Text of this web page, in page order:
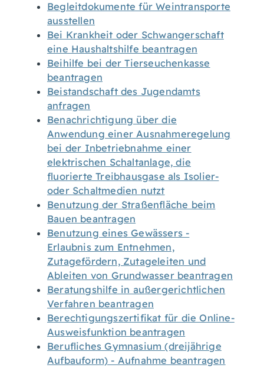
Begleitdokumente für Weintransporte
ausstellen
Bei Krankheit oder Schwangerschaft
eine Haushaltshilfe beantragen
Beihilfe bei der Tierseuchenkasse
beantragen
Beistandschaft des Jugendamts
anfragen
Benachrichtigung über die
Anwendung einer Ausnahmeregelung
bei der Inbetriebnahme einer
elektrischen Schaltanlage, die
fluorierte Treibhausgase als Isolier-
oder Schaltmedien nutzt
Benutzung der Straßenfläche beim
Bauen beantragen
Benutzung eines Gewässers -
Erlaubnis zum Entnehmen,
Zutagefördern, Zutageleiten und
Ableiten von Grundwasser beantragen
Beratungshilfe in außergerichtlichen
Verfahren beantragen
Berechtigungszertifikat für die Online-
Ausweisfunktion beantragen
Berufliches Gymnasium (dreijährige
Aufbauform) - Aufnahme beantragen